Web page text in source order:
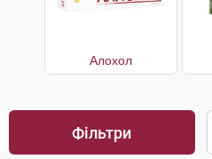
Алохол
Фільтри